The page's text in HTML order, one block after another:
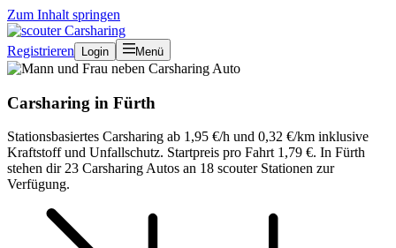
Zum Inhalt springen
Registrieren Login Menü
Carsharing in Fürth
Stationsbasiertes Carsharing ab 1,95 €/h und 0,32 €/km inklusive
Kraftstoff und Unfallschutz. Startpreis pro Fahrt 1,79 €. In Fürth
stehen dir 23 Carsharing Autos an 18 scouter Stationen zur
Verfügung.